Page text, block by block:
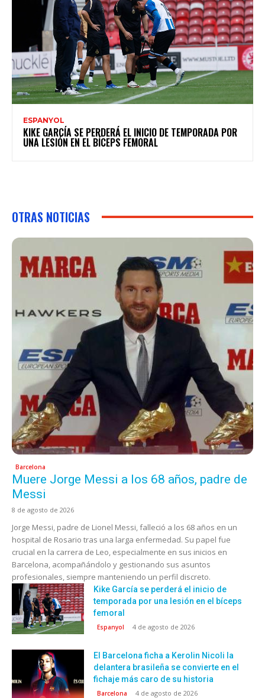
ESPANYOL
KIKE GARCÍA SE PERDERÁ EL INICIO DE TEMPORADA POR
UNA LESIÓN EN EL BÍCEPS FEMORAL
OTRAS NOTICIAS
Barcelona
Muere Jorge Messi a los 68 años, padre de
Messi
8 de agosto de 2026
Jorge Messi, padre de Lionel Messi, falleció a los 68 años en un
hospital de Rosario tras una larga enfermedad. Su papel fue
crucial en la carrera de Leo, especialmente en sus inicios en
Barcelona, acompañándolo y gestionando sus asuntos
profesionales, siempre manteniendo un perfil discreto.
Kike García se perderá el inicio de
temporada por una lesión en el bíceps
femoral
Espanyol 4 de agosto de 2026
El Barcelona ficha a Kerolin Nicoli la
delantera brasileña se convierte en el
fichaje más caro de su historia
Barcelona 4 de agosto de 2026